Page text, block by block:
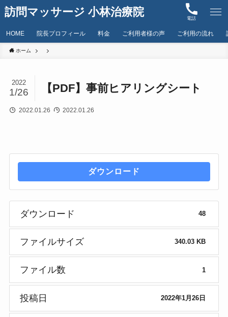
訪問マッサージ 小林治療院 電話
HOME 院長プロフィール 料金 ご利用者様の声 ご利用の流れ
ホーム
【PDF】事前ヒアリングシート
2022
1/26
2022.01.26 2022.01.26
ダウンロード
ダウンロード 48
ファイルサイズ 340.03 KB
ファイル数 1
投稿日 2022年1月26日